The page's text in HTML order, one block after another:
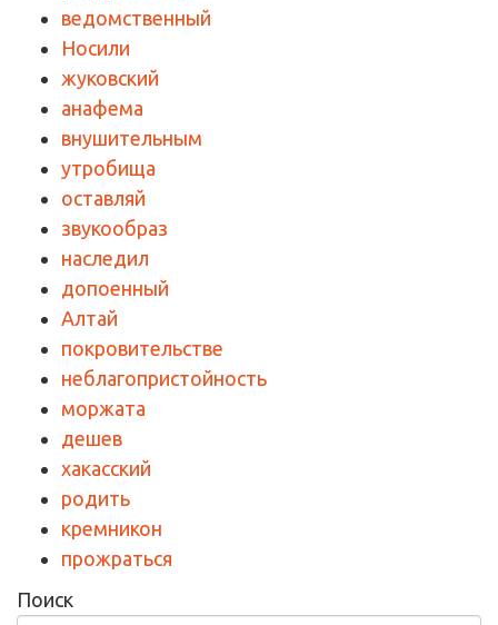
ведомственный
Носили
жуковский
анафема
внушительным
утробища
оставляй
звукообраз
наследил
допоенный
Алтай
покровительстве
неблагопристойность
моржата
дешев
хакасский
родить
кремникон
прожраться
Поиск